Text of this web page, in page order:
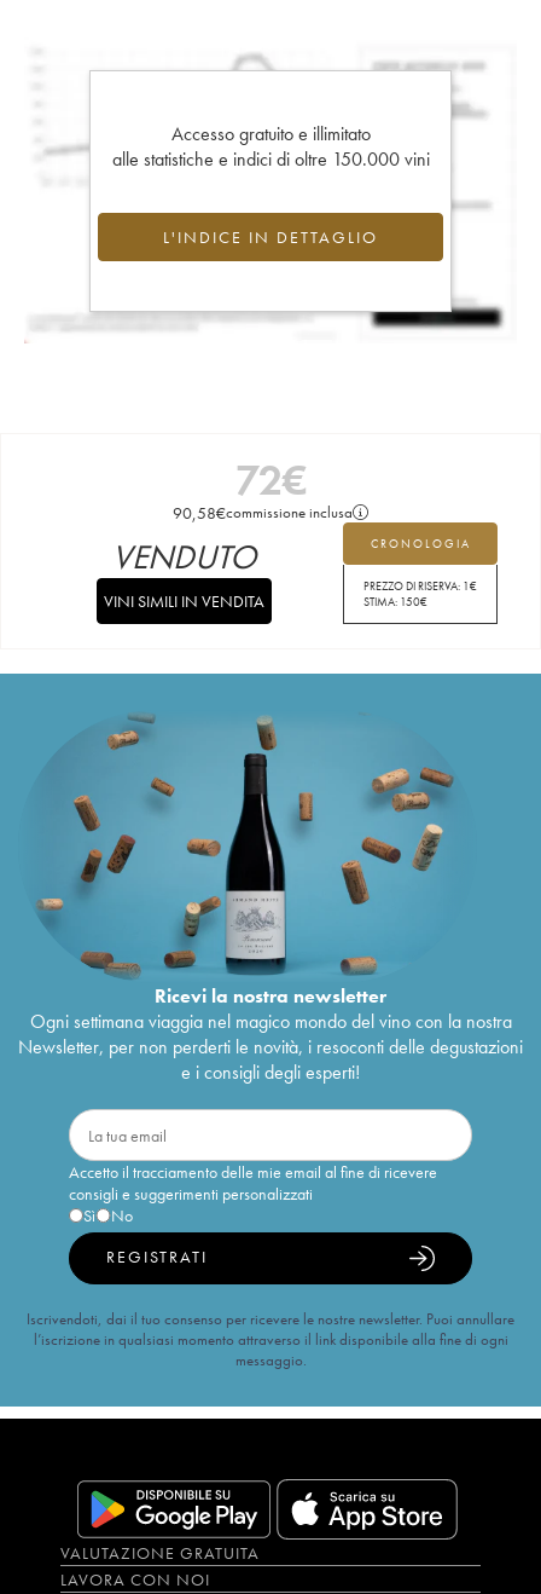
Accesso gratuito e illimitato
alle statistiche e indici di oltre 150.000 vini
L'INDICE IN DETTAGLIO
72€
90,58€commissione inclusa
CRONOLOGIA
PREZZO DI RISERVA: 1€
STIMA: 150€
VENDUTO
VINI SIMILI IN VENDITA
Ricevi la nostra newsletter
Ogni settimana viaggia nel magico mondo del vino con la nostra
Newsletter, per non perderti le novità, i resoconti delle degustazioni
e i consigli degli esperti!
Accetto il tracciamento delle mie email al fine di ricevere
consigli e suggerimenti personalizzati
Sì
No
REGISTRATI
Iscrivendoti, dai il tuo consenso per ricevere le nostre newsletter. Puoi annullare
l’iscrizione in qualsiasi momento attraverso il link disponibile alla fine di ogni
messaggio.
VALUTAZIONE GRATUITA
LAVORA CON NOI